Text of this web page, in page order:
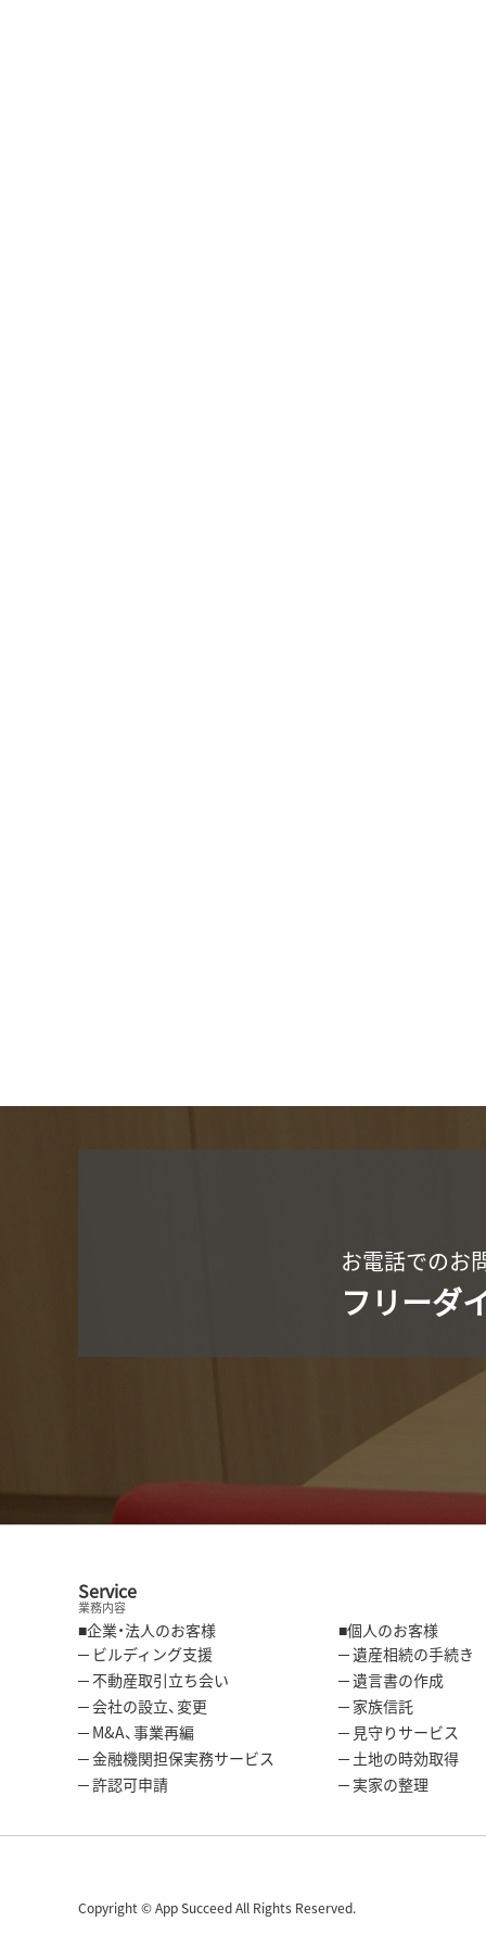
お電話でのお
フリーダ
Service
業務内容
■企業・法人のお客様
─ ビルディング支援
─ 不動産取引立ち会い
─ 会社の設立、変更
─ M&A、事業再編
─ 金融機関担保実務サービス
─ 許認可申請
■個人のお客様
─ 遺産相続の手続き
─ 遺言書の作成
─ 家族信託
─ 見守りサービス
─ 土地の時効取得
─ 実家の整理
Copyright © App Succeed All Rights Reserved.